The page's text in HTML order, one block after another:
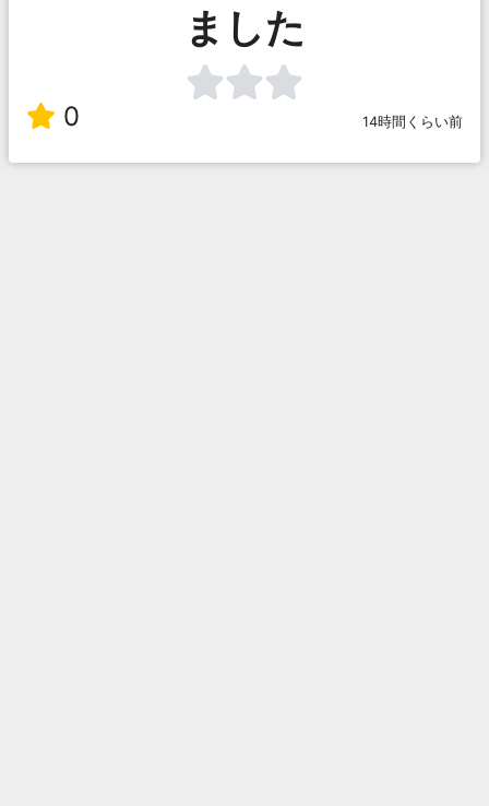
ました
0 14時間くらい前